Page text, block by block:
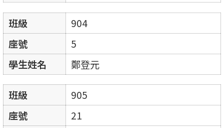
班級
904
座號
5
學生姓名
鄭登元
班級
905
座號
21